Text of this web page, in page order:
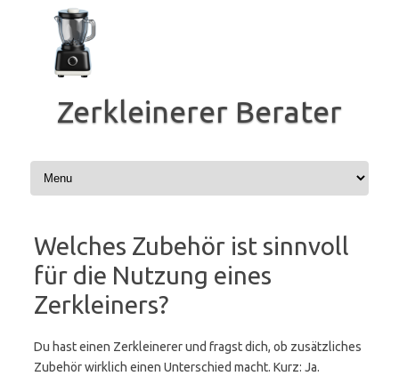
springen
Zerkleinerer Berater
Welches Zubehör ist sinnvoll
für die Nutzung eines
Zerkleiners?
Du hast einen Zerkleinerer und fragst dich, ob zusätzliches
Zubehör wirklich einen Unterschied macht. Kurz: Ja.